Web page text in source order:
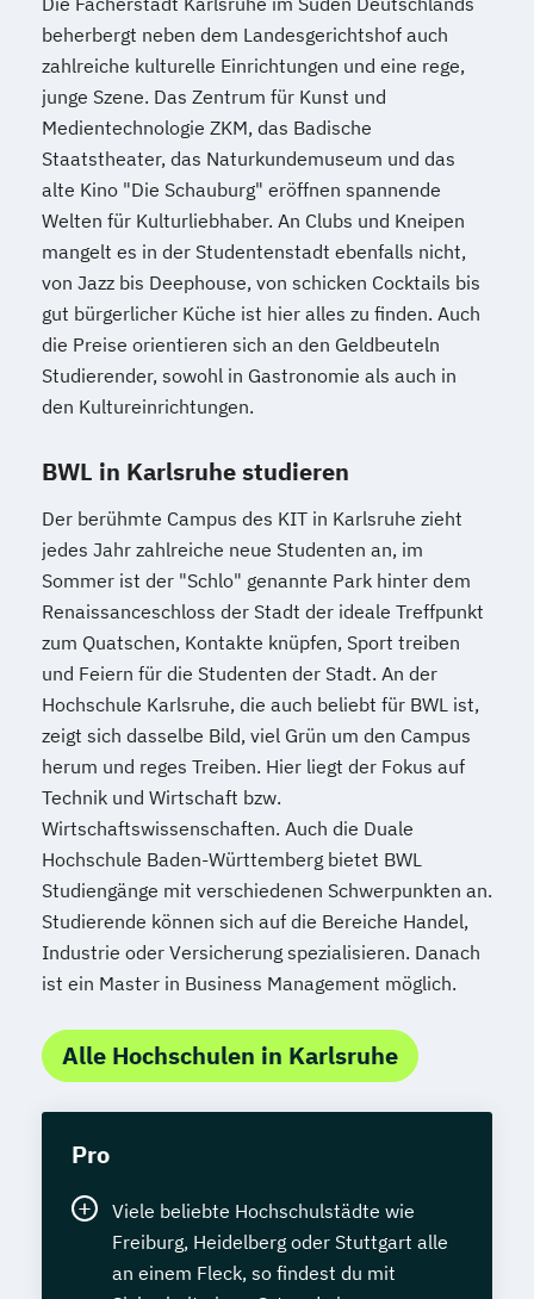
beherbergt neben dem Landesgerichtshof auch
zahlreiche kulturelle Einrichtungen und eine rege,
junge Szene. Das Zentrum für Kunst und
Medientechnologie ZKM, das Badische
Staatstheater, das Naturkundemuseum und das
alte Kino "Die Schauburg" eröffnen spannende
Welten für Kulturliebhaber. An Clubs und Kneipen
mangelt es in der Studentenstadt ebenfalls nicht,
von Jazz bis Deephouse, von schicken Cocktails bis
gut bürgerlicher Küche ist hier alles zu finden. Auch
die Preise orientieren sich an den Geldbeuteln
Studierender, sowohl in Gastronomie als auch in
den Kultureinrichtungen.
BWL in Karlsruhe studieren
Der berühmte Campus des KIT in Karlsruhe zieht
jedes Jahr zahlreiche neue Studenten an, im
Sommer ist der "Schlo" genannte Park hinter dem
Renaissanceschloss der Stadt der ideale Treffpunkt
zum Quatschen, Kontakte knüpfen, Sport treiben
und Feiern für die Studenten der Stadt. An der
Hochschule Karlsruhe, die auch beliebt für BWL ist,
zeigt sich dasselbe Bild, viel Grün um den Campus
herum und reges Treiben. Hier liegt der Fokus auf
Technik und Wirtschaft bzw.
Wirtschaftswissenschaften. Auch die Duale
Hochschule Baden-Württemberg bietet BWL
Studiengänge mit verschiedenen Schwerpunkten an.
Studierende können sich auf die Bereiche Handel,
Industrie oder Versicherung spezialisieren. Danach
ist ein Master in Business Management möglich.
Alle Hochschulen in Karlsruhe
Pro
Viele beliebte Hochschulstädte wie
Freiburg, Heidelberg oder Stuttgart alle
an einem Fleck, so findest du mit